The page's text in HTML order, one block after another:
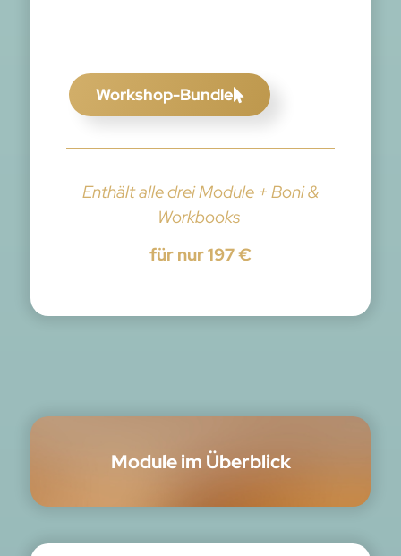
Workshop-Bundle
Enthält alle drei Module + Boni &
Workbooks
für nur 197 €
Module im Überblick